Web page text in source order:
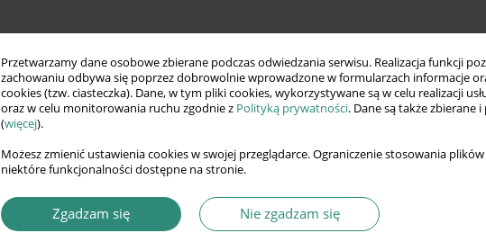
Przetwarzamy dane osobowe zbierane podczas odwiedzania serwisu. Realizacja funkcji
zachowaniu odbywa się poprzez dobrowolnie wprowadzone w formularzach informacje
cookies (tzw. ciasteczka). Dane, w tym pliki cookies, wykorzystywane są w celu realizacji
oraz w celu monitorowania ruchu zgodnie z Polityką prywatności. Dane są także zbierane
(więcej).
Możesz zmienić ustawienia cookies w swojej przeglądarce. Ograniczenie stosowania
niektóre funkcjonalności dostępne na stronie.
Zgadzam się Nie zgadzam się